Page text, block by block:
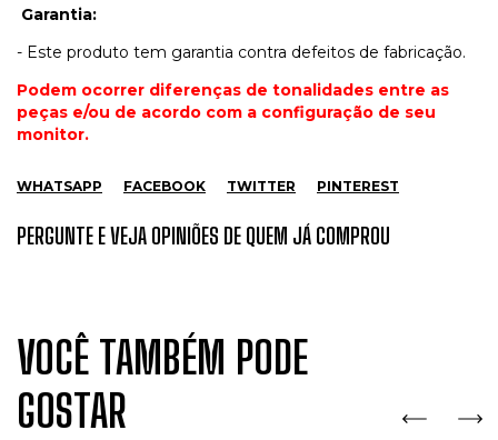
Garantia:
- Este produto tem garantia contra defeitos de fabricação.
Podem ocorrer diferenças de tonalidades entre as
peças e/ou de acordo com a configuração de seu
monitor.
WHATSAPP FACEBOOK TWITTER PINTEREST
PERGUNTE E VEJA OPINIÕES DE QUEM JÁ COMPROU
VOCÊ TAMBÉM PODE
GOSTAR